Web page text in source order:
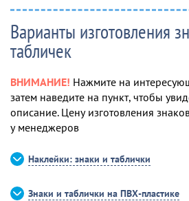
Варианты изготовления
табличек
ВНИМАНИЕ! Нажмите на
затем наведите на пункт, чтобы
описание. Цену изготовления
у менеджеров
Наклейки: знаки и таблички
Знаки и таблички на ПВХ-пластике